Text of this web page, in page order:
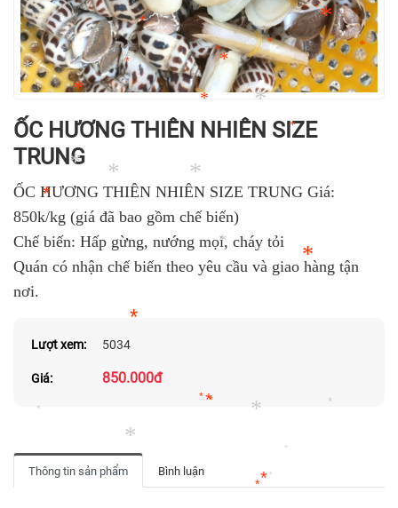
*
*
*
*
*
*
*
*
*
* *
*
*
*
*
*
*
ỐC HƯƠNG THIÊN NHIÊN SIZE
TRUNG
ỐC HƯƠNG THIÊN NHIÊN SIZE TRUNG Giá:
850k/kg (giá đã bao gồm chế biến)
Chế biến: Hấp gừng, nướng mọi, cháy tỏi
Quán có nhận chế biến theo yêu cầu và giao hàng tận
nơi.
Lượt xem: 5034
Giá: 850.000đ
Thông tin sản phẩm Bình luận